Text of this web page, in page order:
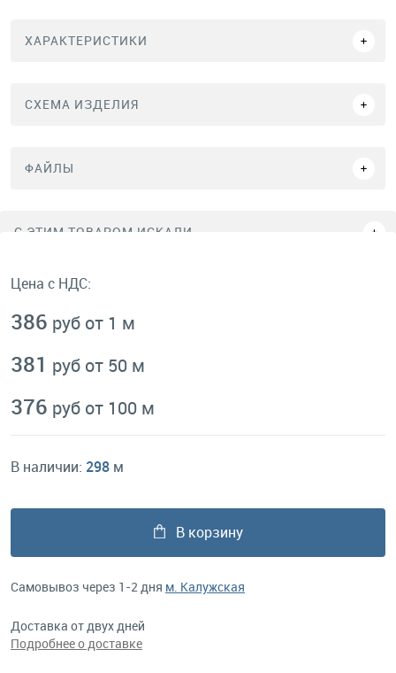
ХАРАКТЕРИСТИКИ
СХЕМА ИЗДЕЛИЯ
ФАЙЛЫ
C ЭТИМ ТОВАРОМ ИСКАЛИ
Цена с НДС:
386 руб от 1 м
381 руб от 50 м
376 руб от 100 м
В наличии: 298 м
В корзину
Самовывоз через 1-2 дня м. Калужская
Доставка от двух дней
Подробнее о доставке